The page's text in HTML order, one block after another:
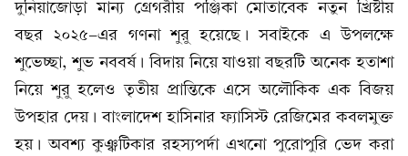
দুনিয়াজোড়া মান্য গ্রেগরীয় পঞ্জিকা মোতাবেক নতুন খ্রিষ্টীয়
বছর ২০২৫-এর গণনা শুরু হয়েছে। সবাইকে এ উপলক্ষে
শুভেচ্ছা, শুভ নববর্ষ। বিদায় নিয়ে যাওয়া বছরটি অনেক হতাশা
নিয়ে শুরু হলেও তৃতীয় প্রান্তিকে এসে অলৌকিক এক বিজয়
উপহার দেয়। বাংলাদেশ হাসিনার ফ্যাসিস্ট রেজিমের কবলমুক্ত
হয়। অবশ্য কুঞ্ঝটিকার রহস্যপর্দা এখনো পুরোপুরি ভেদ করা